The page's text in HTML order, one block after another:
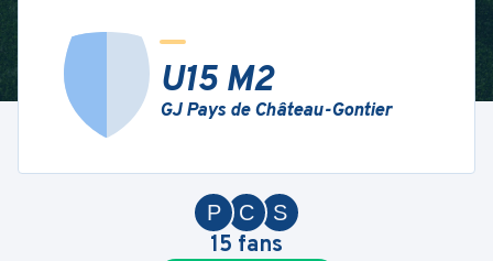
U15 M2
GJ Pays de Château-Gontier
S
C
P
15 fans